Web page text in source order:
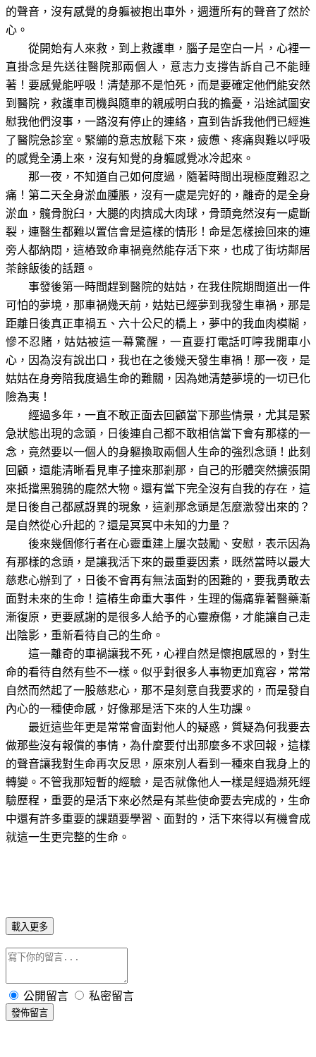
的聲音，沒有感覺的身軀被抱出車外，週遭所有的聲音了然於
心。
從開始有人來救，到上救護車，腦子是空白一片，心裡一
直掛念是先送往醫院那兩個人，意志力支撐告訴自己不能睡
著！要感覺能呼吸！清楚那不是怕死，而是要確定他們能安然
到醫院，救護車司機與隨車的親戚明白我的擔憂，沿途試圖安
慰我他們沒事，一路沒有停止的連絡，直到告訴我他們已經進
了醫院急診室。緊繃的意志放鬆下來，疲憊、疼痛與難以呼吸
的感覺全湧上來，沒有知覺的身軀感覺冰冷起來。
那一夜，不知道自己如何度過，隨著時間出現極度難忍之
痛！第二天全身淤血腫脹，沒有一處是完好的，離奇的是全身
淤血，髖骨脫臼，大腿的肉擠成大肉球，骨頭竟然沒有一處斷
裂，連醫生都難以置信會是這樣的情形！命是怎樣撿回來的連
旁人都納悶，這樁致命車禍竟然能存活下來，也成了街坊鄰居
茶餘飯後的話題。
事發後第一時間趕到醫院的姑姑，在我住院期間道出一件
可怕的夢境，那車禍幾天前，姑姑已經夢到我發生車禍，那是
距離日後真正車禍五、六十公尺的橋上，夢中的我血肉模糊，
慘不忍賭，姑姑被這一幕驚醒，一直要打電話叮嚀我開車小
心，因為沒有說出口，我也在之後幾天發生車禍！那一夜，是
姑姑在身旁陪我度過生命的難關，因為她清楚夢境的一切已化
險為夷！
經過多年，一直不敢正面去回顧當下那些情景，尤其是緊
急狀態出現的念頭，日後連自己都不敢相信當下會有那樣的一
念，竟然要以一個人的身軀換取兩個人生命的強烈念頭！此刻
回顧，還能清晰看見車子撞來那剎那，自己的形體突然擴張開
來抵擋黑鴉鴉的龐然大物。還有當下完全沒有自我的存在，這
是日後自己都感訝異的現象，這剎那念頭是怎麼激發出來的？
是自然從心升起的？還是冥冥中未知的力量？
後來幾個修行者在心靈重建上屢次鼓勵、安慰，表示因為
有那樣的念頭，是讓我活下來的最重要因素，既然當時以最大
慈悲心辦到了，日後不會再有無法面對的困難的，要我勇敢去
面對未來的生命！這樁生命重大事件，生理的傷痛靠著醫藥漸
漸復原，更要感謝的是很多人給予的心靈療傷，才能讓自己走
出陰影，重新看待自己的生命。
這一離奇的車禍讓我不死，心裡自然是懷抱感恩的，對生
命的看待自然有些不一樣。似乎對很多人事物更加寬容，常常
自然而然起了一股慈悲心，那不是刻意自我要求的，而是發自
內心的一種使命感，好像那是活下來的人生功課。
最近這些年更是常常會面對他人的疑惑，質疑為何我要去
做那些沒有報償的事情，為什麼要付出那麼多不求回報，這樣
的聲音讓我對生命再次反思，原來別人看到一種來自我身上的
轉變。不管我那短暫的經驗，是否就像他人一樣是經過瀕死經
驗歷程，重要的是活下來必然是有某些使命要去完成的，生命
中還有許多重要的課題要學習、面對的，活下來得以有機會成
就這一生更完整的生命。
載入更多
公開留言 私密留言
發佈留言